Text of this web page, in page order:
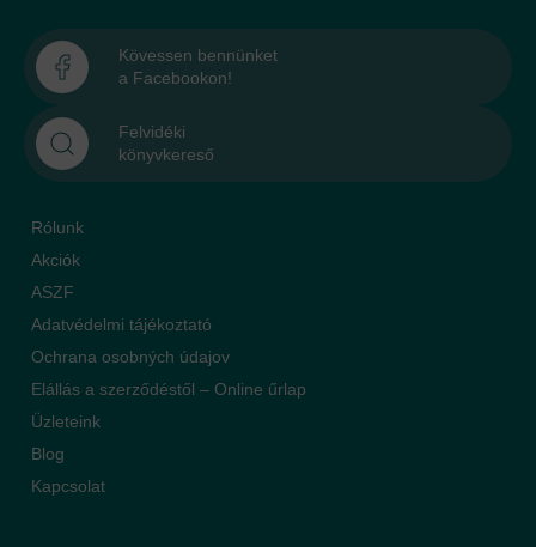
Kövessen bennünket
a Facebookon!
Felvidéki
könyvkereső
Rólunk
Akciók
ASZF
Adatvédelmi tájékoztató
Ochrana osobných údajov
Elállás a szerződéstől – Online űrlap
Üzleteink
Blog
Kapcsolat